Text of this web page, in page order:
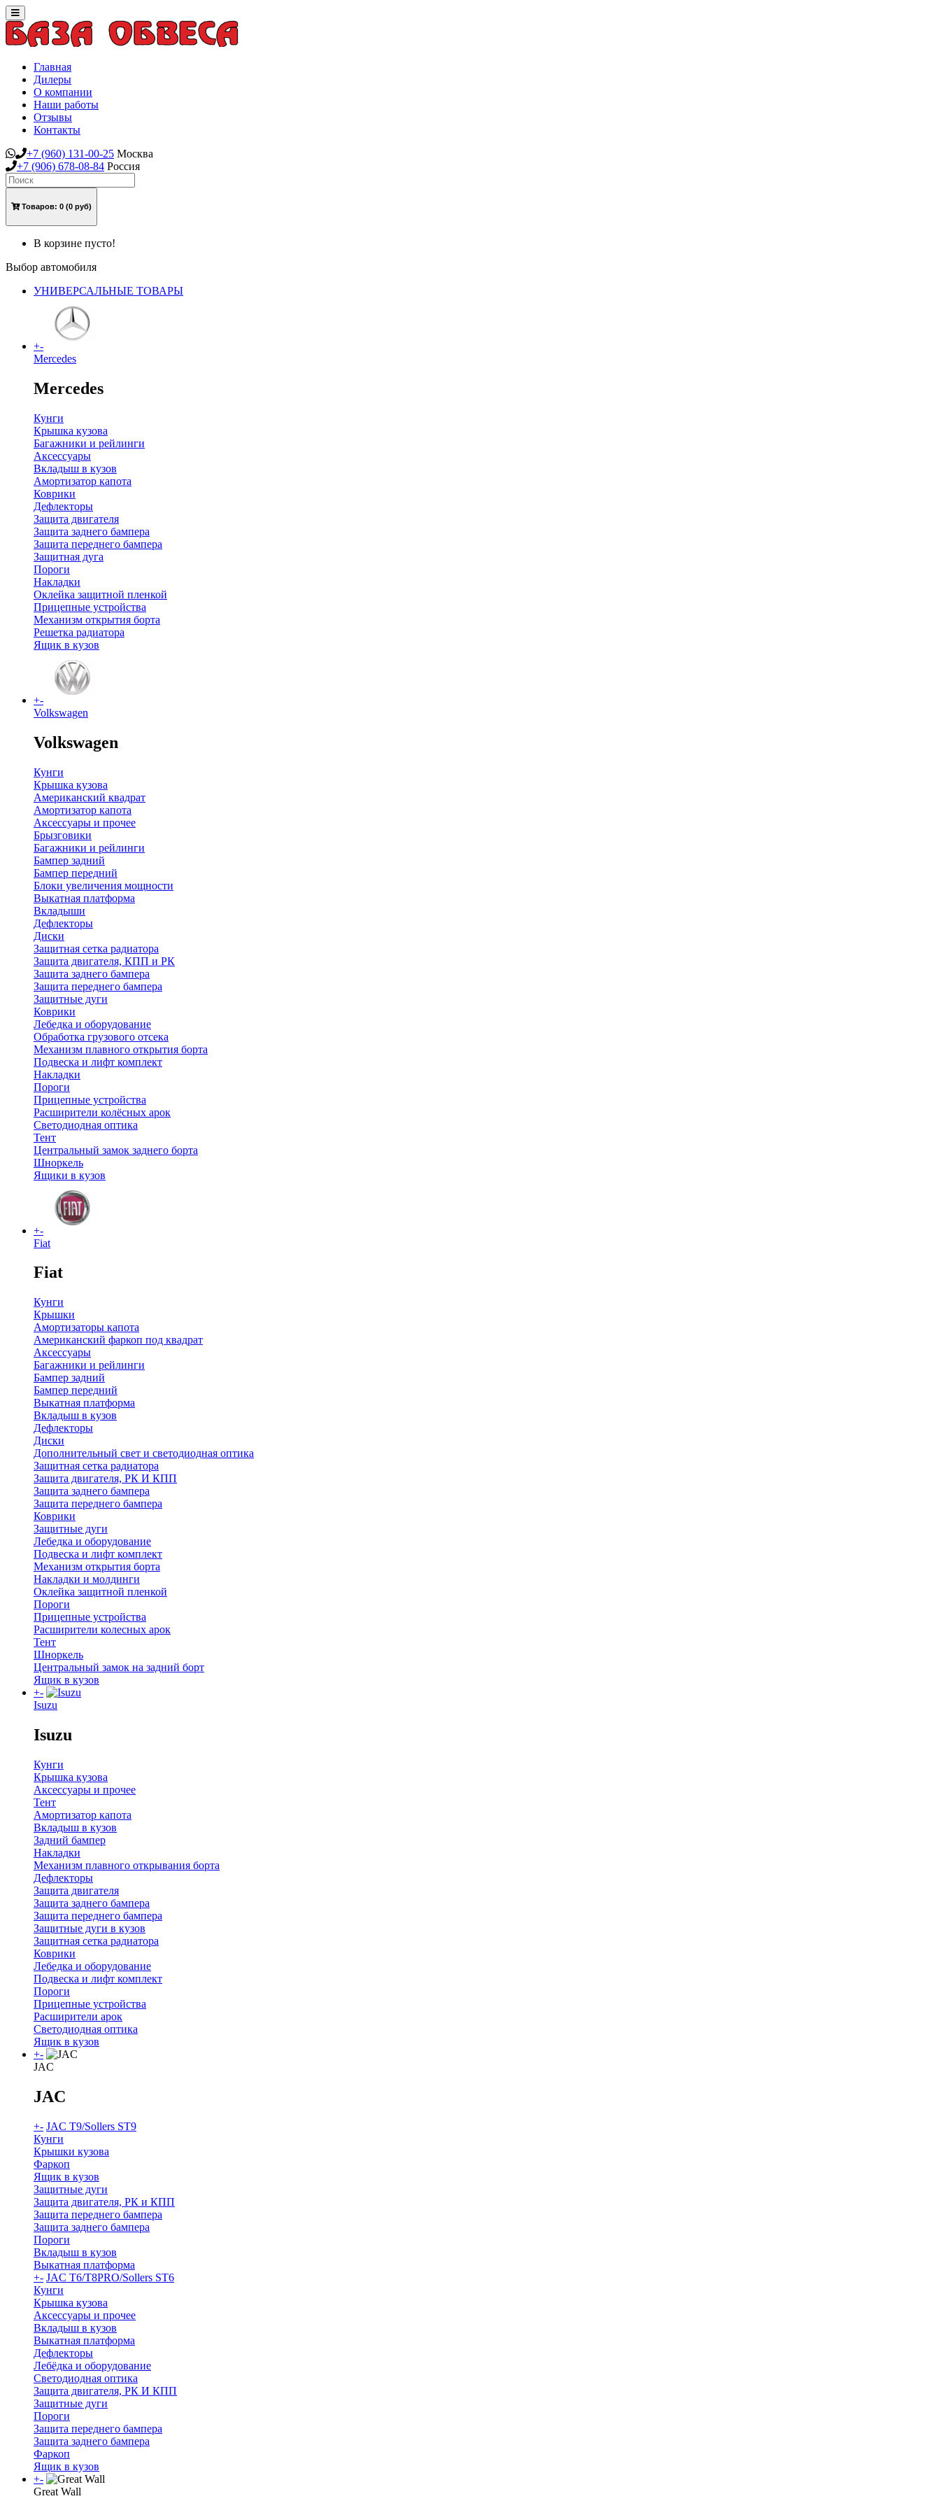
Toggle
navigation
Главная
Дилеры
О компании
Наши работы
Отзывы
Контакты
+7 (960) 131-00-25 Москва
+7 (906) 678-08-84 Россия
Товаров: 0 (0 руб)
В корзине пусто!
Выбор автомобиля
УНИВЕРСАЛЬНЫЕ ТОВАРЫ
+-
Mercedes
Mercedes
Кунги
Крышка кузова
Багажники и рейлинги
Аксессуары
Вкладыш в кузов
Амортизатор капота
Коврики
Дефлекторы
Защита двигателя
Защита заднего бампера
Защита переднего бампера
Защитная дуга
Пороги
Накладки
Оклейка защитной пленкой
Прицепные устройства
Механизм открытия борта
Решетка радиатора
Ящик в кузов
+-
Volkswagen
Volkswagen
Кунги
Крышка кузова
Американский квадрат
Амортизатор капота
Аксессуары и прочее
Брызговики
Багажники и рейлинги
Бампер задний
Бампер передний
Блоки увеличения мощности
Выкатная платформа
Вкладыши
Дефлекторы
Диски
Защитная сетка радиатора
Защита двигателя, КПП и РК
Защита заднего бампера
Защита переднего бампера
Защитные дуги
Коврики
Лебедка и оборудование
Обработка грузового отсека
Механизм плавного открытия борта
Подвеска и лифт комплект
Накладки
Пороги
Прицепные устройства
Расширители колёсных арок
Светодиодная оптика
Тент
Центральный замок заднего борта
Шноркель
Ящики в кузов
+-
Fiat
Fiat
Кунги
Крышки
Амортизаторы капота
Американский фаркоп под квадрат
Аксессуары
Багажники и рейлинги
Бампер задний
Бампер передний
Выкатная платформа
Вкладыш в кузов
Дефлекторы
Диски
Дополнительный свет и светодиодная оптика
Защитная сетка радиатора
Защита двигателя, РК И КПП
Защита заднего бампера
Защита переднего бампера
Коврики
Защитные дуги
Лебедка и оборудование
Подвеска и лифт комплект
Механизм открытия борта
Накладки и молдинги
Оклейка защитной пленкой
Пороги
Прицепные устройства
Расширители колесных арок
Тент
Шноркель
Центральный замок на задний борт
Ящик в кузов
+-
Isuzu
Isuzu
Кунги
Крышка кузова
Аксессуары и прочее
Тент
Амортизатор капота
Вкладыш в кузов
Задний бампер
Накладки
Механизм плавного открывания борта
Дефлекторы
Защита двигателя
Защита заднего бампера
Защита переднего бампера
Защитные дуги в кузов
Защитная сетка радиатора
Коврики
Лебедка и оборудование
Подвеска и лифт комплект
Пороги
Прицепные устройства
Расширители арок
Светодиодная оптика
Ящик в кузов
+-
JAC
JAC
+- JAC T9/Sollers ST9
Кунги
Крышки кузова
Фаркоп
Ящик в кузов
Защитные дуги
Защита двигателя, РК и КПП
Защита переднего бампера
Защита заднего бампера
Пороги
Вкладыш в кузов
Выкатная платформа
+- JAC T6/T8PRO/Sollers ST6
Кунги
Крышка кузова
Аксессуары и прочее
Вкладыш в кузов
Выкатная платформа
Дефлекторы
Лебёдка и оборудование
Светодиодная оптика
Защита двигателя, РК И КПП
Защитные дуги
Пороги
Защита переднего бампера
Защита заднего бампера
Фаркоп
Ящик в кузов
+-
Great Wall